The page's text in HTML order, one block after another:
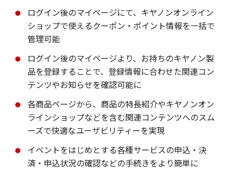
ログイン後のマイページにて、キヤノンオンライン
ショップで使えるクーポン・ポイント情報を一括で
管理可能
ログイン後のマイページより、お持ちのキヤノン製
品を登録することで、登録情報に合わせた関連コン
テンツやお知らせを確認可能に
各商品ページから、商品の特長紹介やキヤノンオン
ラインショップなどを含む関連コンテンツへのスム
ーズで快適なユーザビリティーを実現
イベントをはじめとする各種サービスの申込・決
済・申込状況の確認などの手続きをより簡単に